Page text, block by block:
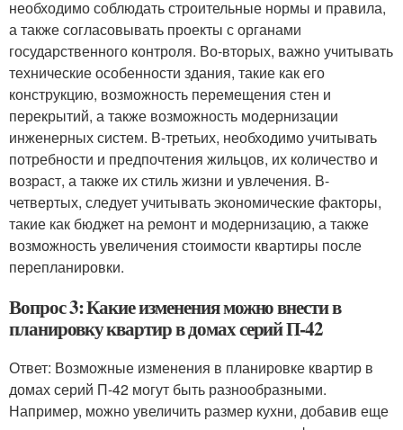
необходимо соблюдать строительные нормы и правила,
а также согласовывать проекты с органами
государственного контроля. Во-вторых, важно учитывать
технические особенности здания, такие как его
конструкцию, возможность перемещения стен и
перекрытий, а также возможность модернизации
инженерных систем. В-третьих, необходимо учитывать
потребности и предпочтения жильцов, их количество и
возраст, а также их стиль жизни и увлечения. В-
четвертых, следует учитывать экономические факторы,
такие как бюджет на ремонт и модернизацию, а также
возможность увеличения стоимости квартиры после
перепланировки.
Вопрос 3: Какие изменения можно внести в
планировку квартир в домах серий П-42
Ответ: Возможные изменения в планировке квартир в
домах серий П-42 могут быть разнообразными.
Например, можно увеличить размер кухни, добавив еще